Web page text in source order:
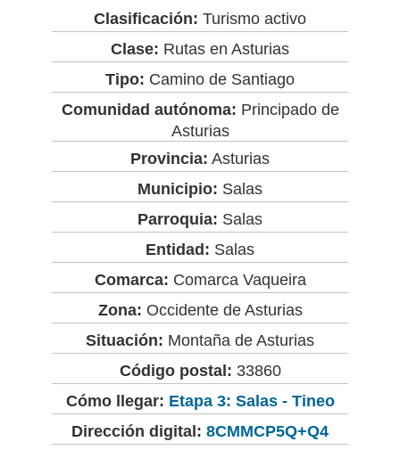
Clasificación: Turismo activo
Clase: Rutas en Asturias
Tipo: Camino de Santiago
Comunidad autónoma: Principado de
Asturias
Provincia: Asturias
Municipio: Salas
Parroquia: Salas
Entidad: Salas
Comarca: Comarca Vaqueira
Zona: Occidente de Asturias
Situación: Montaña de Asturias
Código postal: 33860
Cómo llegar: Etapa 3: Salas - Tineo
Dirección digital: 8CMMCP5Q+Q4